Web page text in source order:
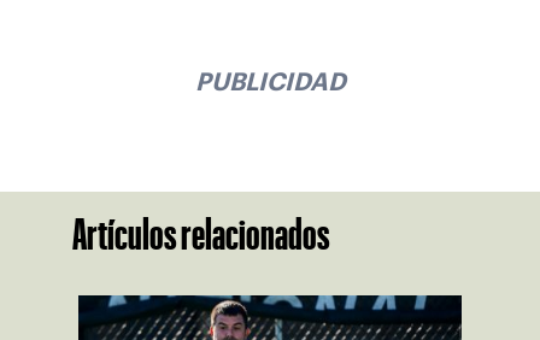
PUBLICIDAD
Artículos relacionados